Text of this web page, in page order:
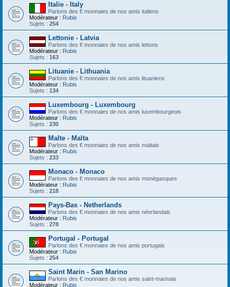
Italie - Italy
Parlons des € monnaies de nos amis italiens
Modérateur : Rubis
Sujets : 254
Lettonie - Latvia
Parlons des € monnaies de nos amis lettons
Modérateur : Rubis
Sujets : 163
Lituanie - Lithuania
Parlons des € monnaies de nos amis lituaniens
Modérateur : Rubis
Sujets : 134
Luxembourg - Luxembourg
Parlons des € monnaies de nos amis luxembourgeois
Modérateur : Rubis
Sujets : 230
Malte - Malta
Parlons des € monnaies de nos amis maltais
Modérateur : Rubis
Sujets : 233
Monaco - Monaco
Parlons des € monnaies de nos amis monégasques
Modérateur : Rubis
Sujets : 218
Pays-Bas - Netherlands
Parlons des € monnaies de nos amis néerlandais
Modérateur : Rubis
Sujets : 278
Portugal - Portugal
Parlons des € monnaies de nos amis portugais
Modérateur : Rubis
Sujets : 254
Saint Marin - San Marino
Parlons des € monnaies de nos amis saint-marinais
Modérateur : Rubis